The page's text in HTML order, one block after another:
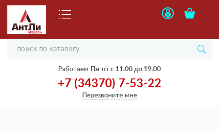
Работаем Пн-пт с 11.00 до 19.00
+7 (34370) 7-53-22
Перезвоните мне